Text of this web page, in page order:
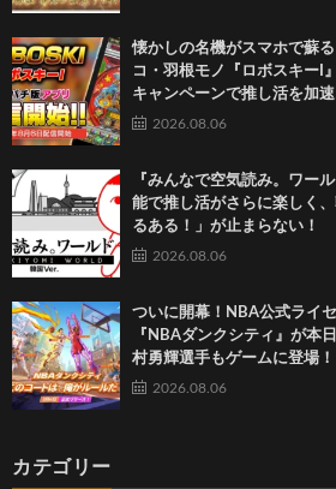
懐かしの名機がスマホで蘇
コ・羽根モノ『ロボスキーI
キャンペーンで推し活を加速
2026.08.06
『みんなで空気読み。ワー
能で推し活がさらに楽しく
るある！」が止まらない！
2026.08.06
ついに開幕！NBA公式ライ
『NBAダンクシティ』が本
村勇輝選手もゲームに登場！
2026.08.06
カテゴリー